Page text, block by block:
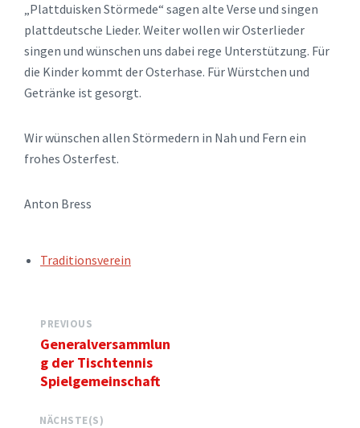
„Plattduisken Störmede“ sagen alte Verse und singen
plattdeutsche Lieder. Weiter wollen wir Osterlieder
singen und wünschen uns dabei rege Unterstützung. Für
die Kinder kommt der Osterhase. Für Würstchen und
Getränke ist gesorgt.
Wir wünschen allen Störmedern in Nah und Fern ein
frohes Osterfest.
Anton Bress
TAGS:Traditionsverein
PREVIOUS
Generalversammlun
g der Tischtennis
Spielgemeinschaft
NÄCHSTE(S)